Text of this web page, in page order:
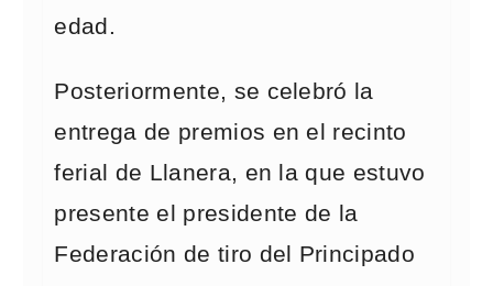
edad.
Posteriormente, se celebró la
entrega de premios en el recinto
ferial de Llanera, en la que estuvo
presente el presidente de la
Federación de tiro del Principado